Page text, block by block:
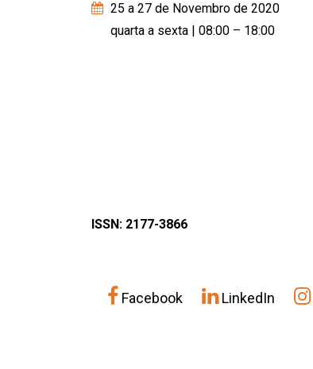
25 a 27 de Novembro de 2020
quarta a sexta | 08:00 – 18:00
ISSN: 2177-3866
Facebook LinkedIn